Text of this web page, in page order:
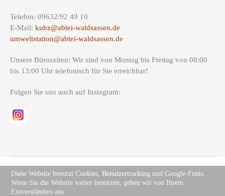
Telefon: 09632/92 49 10
E-Mail: kubz@abtei-waldsassen.de
umweltstation@abtei-waldsassen.de
Unsere Bürozeiten: Wir sind von Montag bis Freitag von 08:00
bis 13:00 Uhr telefonisch für Sie erreichbar!
Folgen Sie uns auch auf Instagram:
Copyright (c) Site Name 2012. All rights reserved.Impressum
Diese Website benutzt Cookies, Benutzertracking und Google-Fonts.
Wenn Sie die Website weiter benutzen, gehen wir von Ihrem
Einverständnis aus.